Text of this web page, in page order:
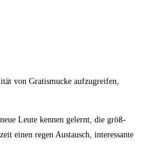
von Gra­tis­mu­cke auf­zu­grei­fen,
Leu­te ken­nen gelernt, die größ­
einen regen Aus­tausch, inter­es­san­te